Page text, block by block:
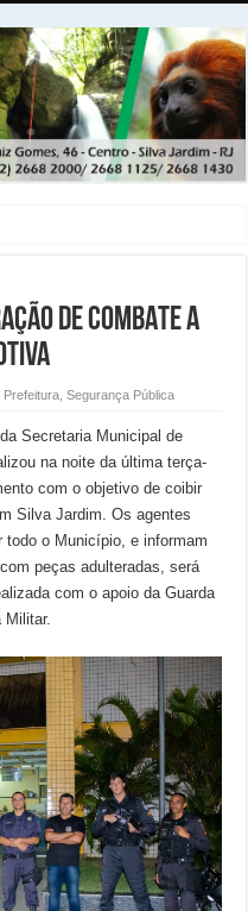
DE COMBATE A
Prefeitura ,Segurança Pública
Secretaria Municipal de
na noite da última terça-
com o objetivo de coibir
Silva Jardim. Os agentes
o Município, e informam
peças adulteradas, será
com o apoio da Guarda
Militar.